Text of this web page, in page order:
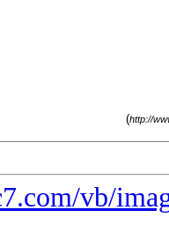
http://
)
vb/